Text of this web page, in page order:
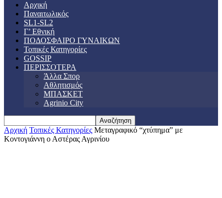
Αρχική
Παναιτωλικός
SL1-SL2
Γ’ Εθνική
ΠΟΔΟΣΦΑΙΡΟ ΓΥΝΑΙΚΩΝ
Τοπικές Κατηγορίες
GOSSIP
ΠΕΡΙΣΣΟΤΕΡΑ
Άλλα Σπορ
Αθλητισμός
ΜΠΑΣΚΕΤ
Agrinio City
Αρχική Τοπικές Κατηγορίες Μεταγραφικό “χτύπημα” με
Κοντογιάννη ο Αστέρας Αγρινίου